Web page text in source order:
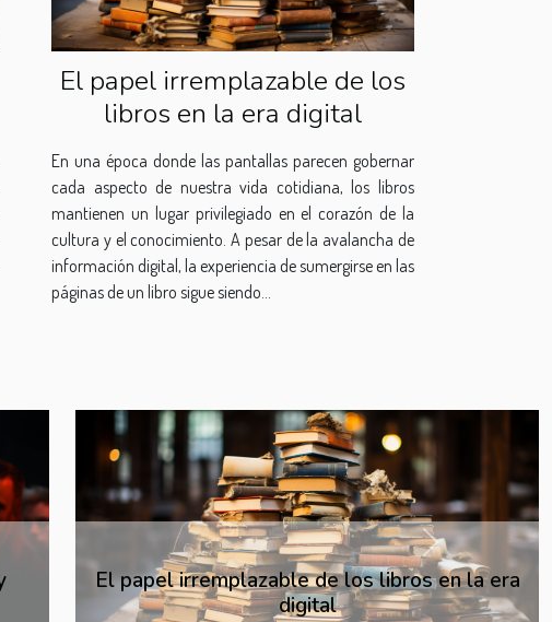
El papel irremplazable de los
libros en la era digital
En una época donde las pantallas parecen gobernar
cada aspecto de nuestra vida cotidiana, los libros
mantienen un lugar privilegiado en el corazón de la
cultura y el conocimiento. A pesar de la avalancha de
información digital, la experiencia de sumergirse en las
páginas de un libro sigue siendo...
Arte callejero: Voz de los sin voz
Next